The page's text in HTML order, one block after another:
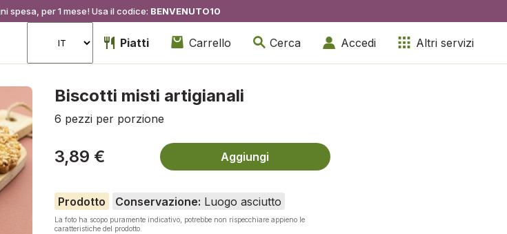
spesa, per 1 mese! Usa il codice: BENVENUTO10
Piatti Carrello Cerca Accedi Altri servizi
Biscotti misti artigianali
6 pezzi per porzione
3,89 € Aggiungi
Prodotto Conservazione: Luogo asciutto
La foto ha scopo puramente indicativo, potrebbe non rispecchiare appieno le
caratteristiche del prodotto.